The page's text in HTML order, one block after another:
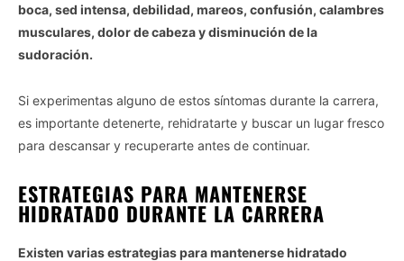
boca, sed intensa, debilidad, mareos, confusión, calambres
musculares, dolor de cabeza y disminución de la
sudoración.
Si experimentas alguno de estos síntomas durante la carrera,
es importante detenerte, rehidratarte y buscar un lugar fresco
para descansar y recuperarte antes de continuar.
ESTRATEGIAS PARA MANTENERSE
HIDRATADO DURANTE LA CARRERA
Existen varias estrategias para mantenerse hidratado